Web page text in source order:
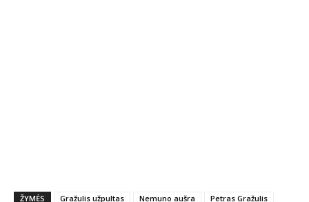
ŽYMĖS Gražulis užpultas Nemuno aušra Petras Gražulis